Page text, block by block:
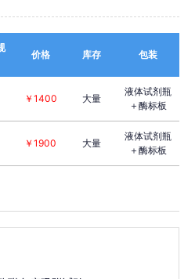
价格 库存 包装
￥1400 大量
液体试剂瓶
＋酶标板
￥1900 大量
液体试剂瓶
＋酶标板